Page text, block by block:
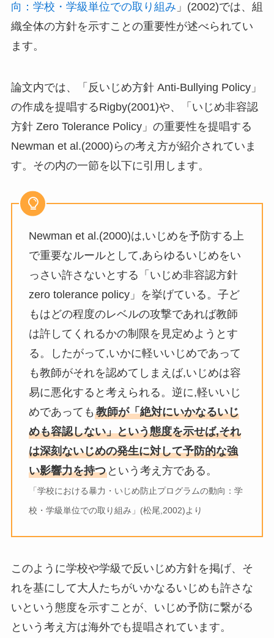
向：学校・学級単位での取り組み 」(2002)では、組
織全体の方針を示すことの重要性が述べられてい
ます。
論文内では、「反いじめ方針 Anti-Bullying Policy」
の作成を提唱するRigby(2001)や、「いじめ非容認
方針 Zero Tolerance Policy」の重要性を提唱する
Newman et al.(2000)らの考え方が紹介されていま
す。その内の一節を以下に引用します。
Newman et al.(2000)は,いじめを予防する上
で重要なルールとして,あらゆるいじめをい
っさい許さないとする「いじめ非容認方針
zero tolerance policy」を挙げている。子ど
もはどの程度のレベルの攻撃であれば教師
は許してくれるかの制限を見定めようとす
る。したがって,いかに軽いいじめであって
も教師がそれを認めてしまえば,いじめは容
易に悪化すると考えられる。逆に,軽いいじ
めであっても 教師が「絶対にいかなるいじ
めも容認しない」という態度を示せば,それ
は深刻ないじめの発生に対して予防的な強
い影響力を持つという考え方である。
「学校における暴力・いじめ防止プログラムの動向：学
校・学級単位での取り組み」(松尾,2002)より
このように学校や学級で反いじめ方針を掲げ、そ
れを基にして大人たちがいかなるいじめも許さな
いという態度を示すことが、いじめ予防に繋がる
という考え方は海外でも提唱されています。